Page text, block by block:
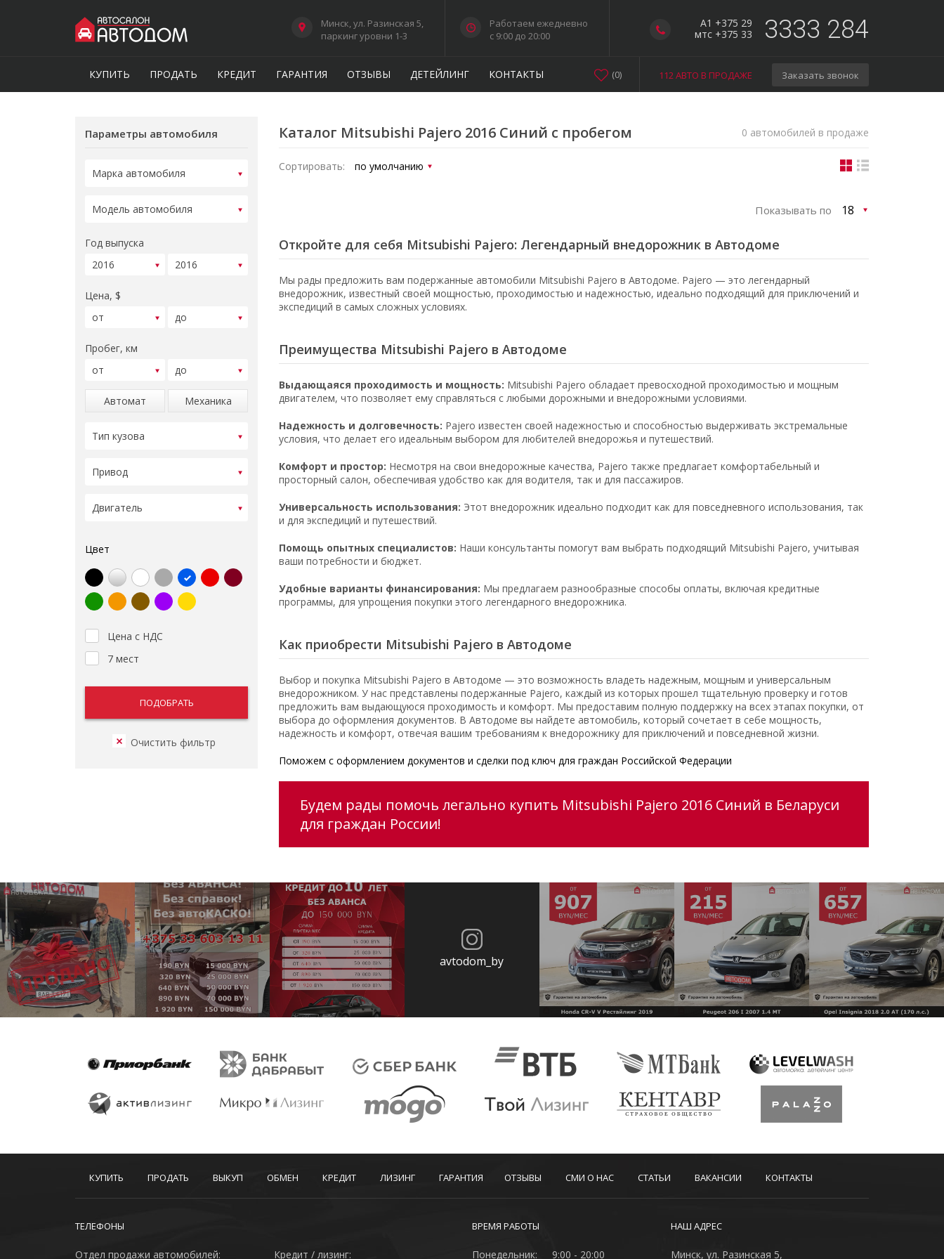
A1 +375 29
мтс +375 33
3333 284
Минск, ул. Разинская 5,
паркинг уровни 1-3
Работаем ежедневно
c 9:00 до 20:00
КУПИТЬ ПРОДАТЬ КРЕДИТ ГАРАНТИЯ ОТЗЫВЫ ДЕТЕЙЛИНГ КОНТАКТЫ 112 АВТО В ПРОДАЖЕ Заказать звонок
(0)
Параметры автомобиля
Год выпуска
Цена, $
Пробег, км
Автомат Механика
Цвет
Цена с НДС
7 мест
Каталог Mitsubishi Pajero 2016 Синий с пробегом 0 автомобилей в продаже
Сортировать:
Показывать по
Откройте для себя Mitsubishi Pajero: Легендарный внедорожник в Автодоме
Мы рады предложить вам подержанные автомобили Mitsubishi Pajero в Автодоме. Pajero — это легендарный
внедорожник, известный своей мощностью, проходимостью и надежностью, идеально подходящий для приключений и
экспедиций в самых сложных условиях.
Преимущества Mitsubishi Pajero в Автодоме
Выдающаяся проходимость и мощность: Mitsubishi Pajero обладает превосходной проходимостью и мощным
двигателем, что позволяет ему справляться с любыми дорожными и внедорожными условиями.
Надежность и долговечность: Pajero известен своей надежностью и способностью выдерживать экстремальные
условия, что делает его идеальным выбором для любителей внедорожья и путешествий.
Комфорт и простор: Несмотря на свои внедорожные качества, Pajero также предлагает комфортабельный и
просторный салон, обеспечивая удобство как для водителя, так и для пассажиров.
Универсальность использования: Этот внедорожник идеально подходит как для повседневного использования, так
и для экспедиций и путешествий.
Помощь опытных специалистов: Наши консультанты помогут вам выбрать подходящий Mitsubishi Pajero, учитывая
ваши потребности и бюджет.
Удобные варианты финансирования: Мы предлагаем разнообразные способы оплаты, включая кредитные
программы, для упрощения покупки этого легендарного внедорожника.
Как приобрести Mitsubishi Pajero в Автодоме
Выбор и покупка Mitsubishi Pajero в Автодоме — это возможность владеть надежным, мощным и универсальным
внедорожником. У нас представлены подержанные Pajero, каждый из которых прошел тщательную проверку и готов
предложить вам выдающуюся проходимость и комфорт. Мы предоставим полную поддержку на всех этапах покупки, от
выбора до оформления документов. В Автодоме вы найдете автомобиль, который сочетает в себе мощность,
надежность и комфорт, отвечая вашим требованиям к внедорожнику для приключений и повседневной жизни.
Поможем с оформлением документов и сделки под ключ для граждан Российской Федерации
Будем рады помочь легально купить Mitsubishi Pajero 2016 Синий в Беларуси
для граждан России!
avtodom_by
КУПИТЬ ПРОДАТЬ ВЫКУП ОБМЕН КРЕДИТ ЛИЗИНГ ГАРАНТИЯ ОТЗЫВЫ СМИ О НАС СТАТЬИ ВАКАНСИИ КОНТАКТЫ
ТЕЛЕФОНЫ
Отдел продажи автомобилей: Кредит / лизинг:
ВРЕМЯ РАБОТЫ
Понедельник: 9:00 - 20:00
НАШ АДРЕС
Минск, ул. Разинская 5,